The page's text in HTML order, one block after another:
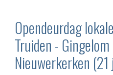
Opendeurdag
Truiden -
Nieuwerkerken